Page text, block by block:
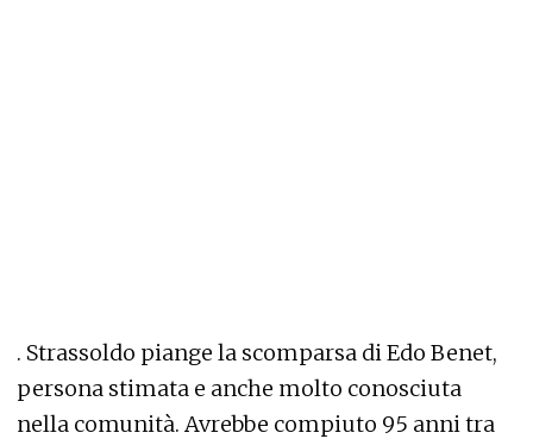
. Strassoldo piange la scomparsa di Edo Benet,
persona stimata e anche molto conosciuta
nella comunità. Avrebbe compiuto 95 anni tra